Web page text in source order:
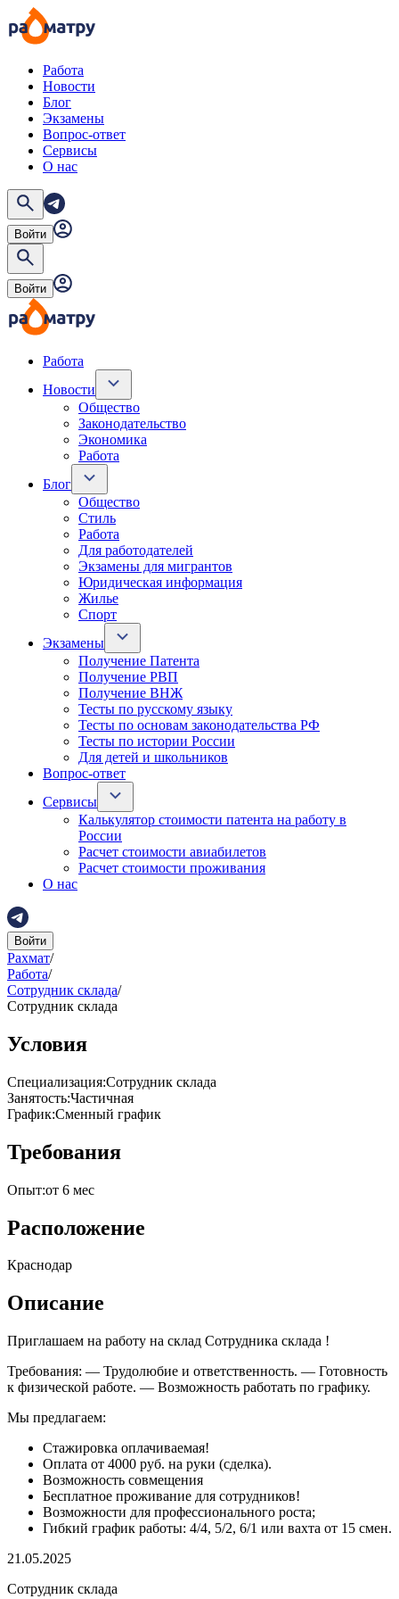
Работа
Новости
Блог
Экзамены
Вопрос-ответ
Сервисы
О нас
Войти
Войти
Работа
Новости
Общество
Законодательство
Экономика
Работа
Блог
Общество
Стиль
Работа
Для работодателей
Экзамены для мигрантов
Юридическая информация
Жилье
Спорт
Экзамены
Получение Патента
Получение РВП
Получение ВНЖ
Тесты по русскому языку
Тесты по основам законодательства РФ
Тесты по истории России
Для детей и школьников
Вопрос-ответ
Сервисы
Калькулятор стоимости патента на работу в
России
Расчет стоимости авиабилетов
Расчет стоимости проживания
О нас
Войти
Рахмат/
Работа/
Сотрудник склада/
Сотрудник склада
Условия
Специализация:Сотрудник склада
Занятость:Частичная
График:Сменный график
Требования
Опыт:от 6 мес
Расположение
Краснодар
Описание
Приглашаем на работу на склад Сотрудника склада !
Требования: — Трудолюбие и ответственность. — Готовность
к физической работе. — Возможность работать по графику.
Мы предлагаем:
Стажировка оплачиваемая!
Оплата от 4000 руб. на руки (сделка).
Возможность совмещения
Бесплатное проживание для сотрудников!
Возможности для профессионального роста;
Гибкий график работы: 4/4, 5/2, 6/1 или вахта от 15 смен.
21.05.2025
Сотрудник склада